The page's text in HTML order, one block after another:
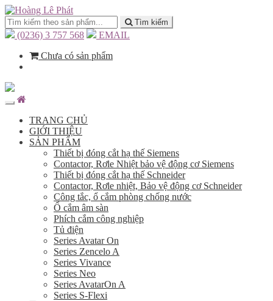
Tìm kiếm
(0236) 3 757 568
EMAIL
Chưa có sản phẩm
TRANG CHỦ
GIỚI THIỆU
SẢN PHẨM
Thiết bị đóng cắt hạ thế Siemens
Contactor, Rơle Nhiệt bảo vệ động cơ Siemens
Thiết bị đóng cắt hạ thế Schneider
Contactor, Rơle nhiệt, Bảo vệ động cơ Schneider
Công tắc, ổ cắm phòng chống nước
Ổ cắm âm sàn
Phích cắm công nghiệp
Tủ điện
Series Avatar On
Series Zencelo A
Series Vivance
Series Neo
Series AvatarOn A
Series S-Flexi